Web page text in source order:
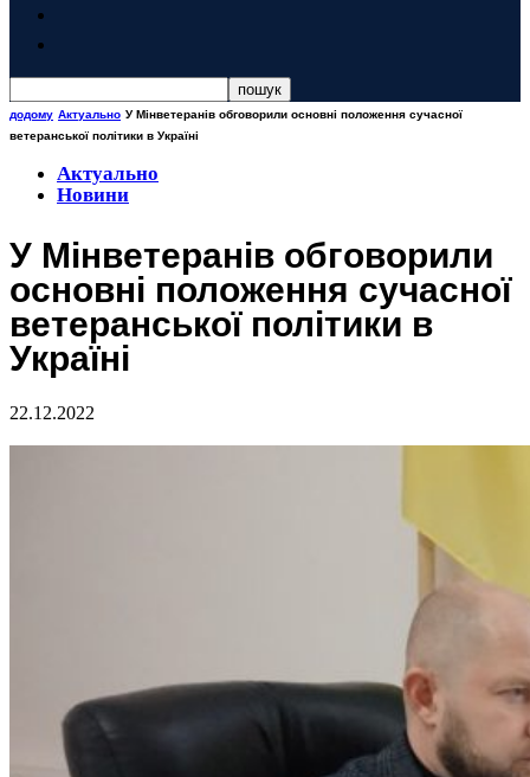
додому Актуально У Мінветеранів обговорили основні положення сучасної
ветеранської політики в Україні
Актуально
Новини
У Мінветеранів обговорили
основні положення сучасної
ветеранської політики в
Україні
22.12.2022